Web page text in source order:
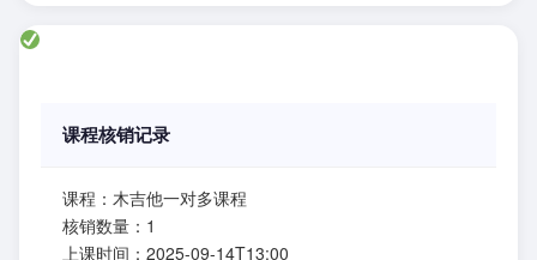
课程核销记录
课程：木吉他一对多课程
核销数量：1
上课时间：2025-09-14T13:00